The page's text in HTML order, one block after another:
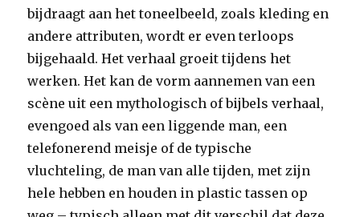
bijdraagt aan het toneelbeeld, zoals kleding en
andere attributen, wordt er even terloops
bijgehaald. Het verhaal groeit tijdens het
werken. Het kan de vorm aannemen van een
scène uit een mythologisch of bijbels verhaal,
evengoed als van een liggende man, een
telefonerend meisje of de typische
vluchteling, de man van alle tijden, met zijn
hele hebben en houden in plastic tassen op